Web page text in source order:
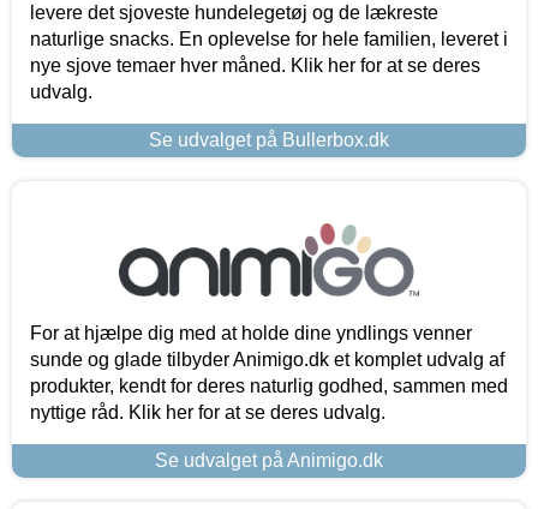
levere det sjoveste hundelegetøj og de lækreste
naturlige snacks. En oplevelse for hele familien, leveret i
nye sjove temaer hver måned. Klik her for at se deres
udvalg.
Se udvalget på Bullerbox.dk
For at hjælpe dig med at holde dine yndlings venner
sunde og glade tilbyder Animigo.dk et komplet udvalg af
produkter, kendt for deres naturlig godhed, sammen med
nyttige råd. Klik her for at se deres udvalg.
Se udvalget på Animigo.dk